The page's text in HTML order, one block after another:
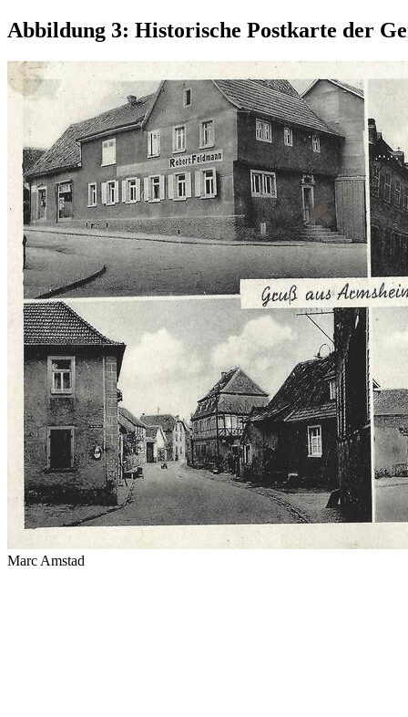
Abbildung 3: Historische Postkarte der
Marc Amstad